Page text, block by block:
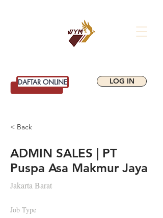
LOG IN
DAFTAR ONLINE
< Back
ADMIN SALES | PT
Puspa Asa Makmur Jaya
Jakarta Barat
Job Type